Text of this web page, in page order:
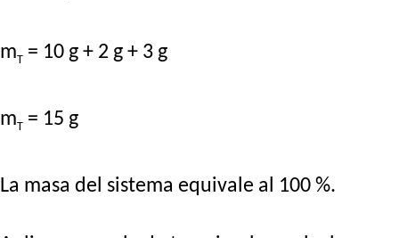
mT = 10 g + 2 g + 3 g
mT = 15 g
La masa del sistema equivale al 100 %.